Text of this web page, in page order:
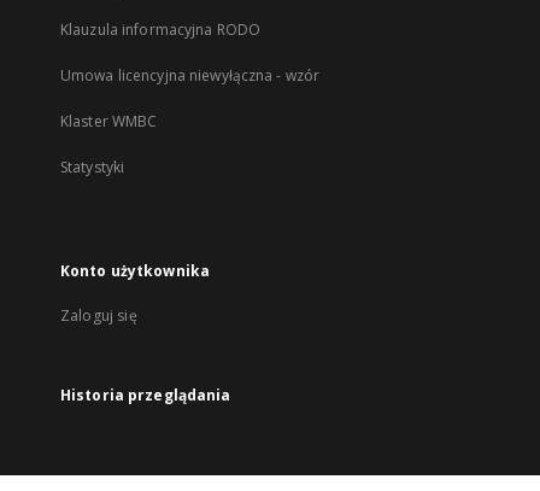
Klauzula informacyjna RODO
Umowa licencyjna niewyłączna - wzór
Klaster WMBC
Statystyki
Konto użytkownika
Zaloguj się
Historia przeglądania